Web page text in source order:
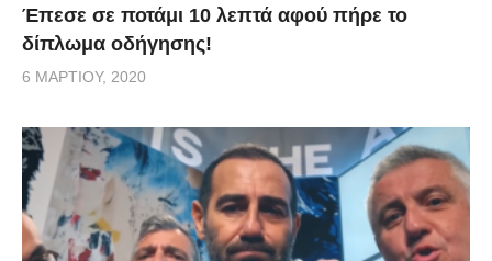
Έπεσε σε ποτάμι 10 λεπτά αφού πήρε το
δίπλωμα οδήγησης!
6 ΜΑΡΤΊΟΥ, 2020